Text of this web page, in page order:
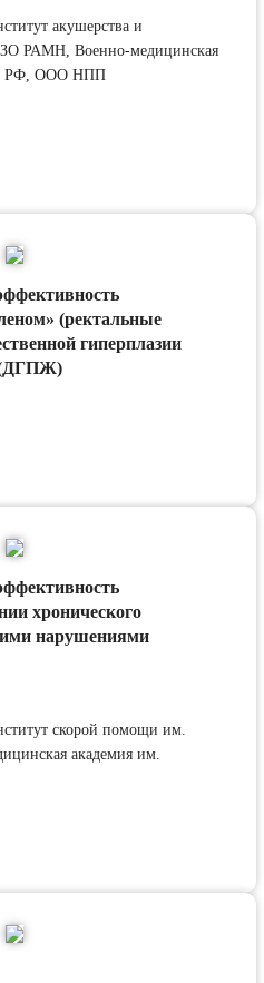
акушерства и
РАМН, Военно-медицинская
РФ, ООО НПП
(ректальные
гиперплазии
(ДГПЖ)
хронического
нарушениями
скорой помощи им.
академия им.